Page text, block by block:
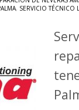
, SERVICIO TÉCNICO